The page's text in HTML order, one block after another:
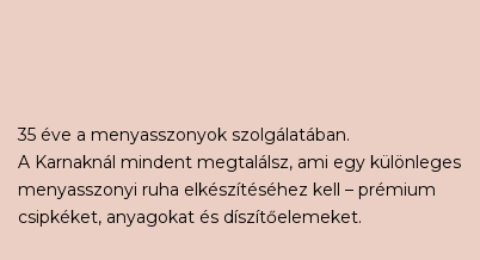
35 éve a menyasszonyok szolgálatában.
A Karnaknál mindent megtalálsz, ami egy különleges
menyasszonyi ruha elkészítéséhez kell – prémium
csipkéket, anyagokat és díszítőelemeket.